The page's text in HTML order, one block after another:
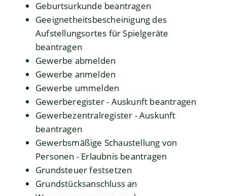
Geburtsurkunde beantragen
Geeignetheitsbescheinigung des
Aufstellungsortes für Spielgeräte
beantragen
Gewerbe abmelden
Gewerbe anmelden
Gewerbe ummelden
Gewerberegister - Auskunft beantragen
Gewerbezentralregister - Auskunft
beantragen
Gewerbsmäßige Schaustellung von
Personen - Erlaubnis beantragen
Grundsteuer festsetzen
Grundstücksanschluss an